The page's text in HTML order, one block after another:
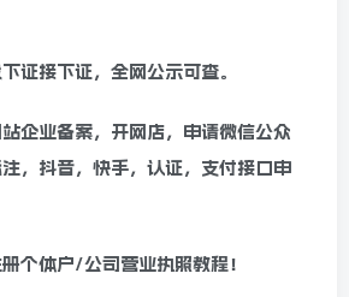
证接下证，全网公示可查。
企业备案，开网店，申请微信公众
，抖音，快手，认证，支付接口申
个体户/公司营业执照教程！